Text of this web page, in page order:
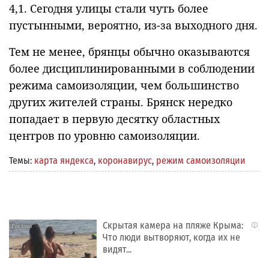
4,1. Сегодня улицы стали чуть более
пустынными, вероятно, из-за выходного дня.
Тем не менее, брянцы обычно оказываются
более дисциплинированными в соблюдении
режима самоизоляции, чем большинство
других жителей страны. Брянск нередко
попадает в первую десятку областных
центров по уровню самоизоляции.
Темы: карта яндекса, коронавирус, режим самоизоляции
i
Скрытая камера на пляже Крыма:
Что люди вытворяют, когда их не
видят...